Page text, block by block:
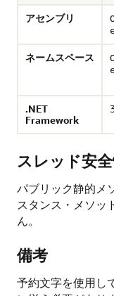
アセンブリ
ネームスペース
.NET
Framework
スレッド安
パブリック静的メ
スタンス・メソッ
ん。
備考
予約文字を使用し